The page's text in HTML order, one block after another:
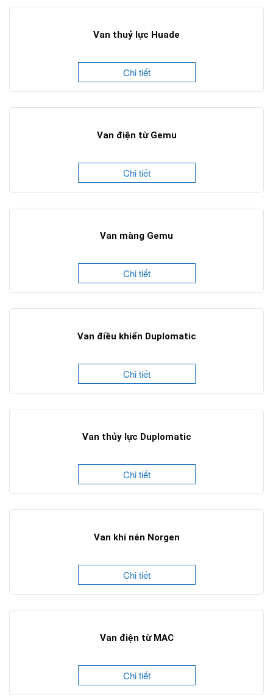
Van thuỷ lực Huade
Chi tiết
Van điện từ Gemu
Chi tiết
Van màng Gemu
Chi tiết
Van điều khiển Duplomatic
Chi tiết
Van thủy lực Duplomatic
Chi tiết
Van khí nén Norgen
Chi tiết
Van điện từ MAC
Chi tiết